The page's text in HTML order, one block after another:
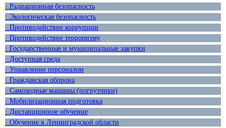
· Радиационная безопасность
· Экологическая безопасность
· Противодействие коррупции
· Противодействие терроризму
· Государственные и муниципальные закупки
· Доступная среда
· Управление персоналом
· Гражданская оборона
· Самоходные машины (погрузчики)
· Мобилизационная подготовка
· Дистанционное обучение
· Обучение в Ленинградской области